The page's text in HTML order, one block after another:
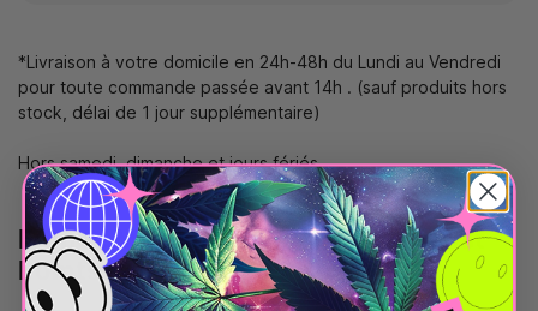
*Livraison à votre domicile en 24h-48h du Lundi au Vendredi
pour toute commande passée avant 14h . (sauf produits hors
stock, délai de 1 jour supplémentaire)
Hors samedi, dimanche et jours fériés.
France Métropolitaine - Chronopost
Points Relais